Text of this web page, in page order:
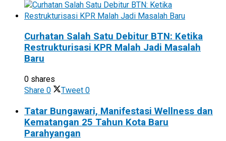
Curhatan Salah Satu Debitur BTN: Ketika
Restrukturisasi KPR Malah Jadi Masalah
Baru
0 shares
Share 0 Tweet 0
Tatar Bungawari, Manifestasi Wellness dan
Kematangan 25 Tahun Kota Baru
Parahyangan